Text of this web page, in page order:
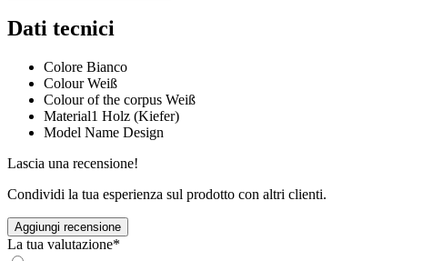
Dati tecnici
Colore Bianco
Colour Weiß
Colour of the corpus Weiß
Material1 Holz (Kiefer)
Model Name Design
Lascia una recensione!
Condividi la tua esperienza sul prodotto con altri clienti.
Aggiungi recensione
La tua valutazione*